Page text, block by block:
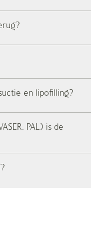
en lipofilling?
PAL) is de